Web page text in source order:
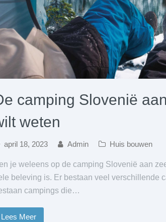
camping Slovenië
weten
april 18, 2023 Admin Huis bouwen
je weleens op de camping Slovenië aan
beleving is. Er bestaan veel verschillende
campings die…
Lees Meer